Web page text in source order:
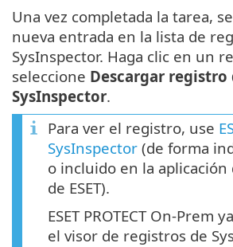
Una vez completada la tarea,
nueva entrada en la lista de
SysInspector. Haga clic en un
seleccione Descargar registro
SysInspector.
Para ver el registro, use
SysInspector (de forma
o incluido en la aplicación
de ESET).
ESET PROTECT On-Prem
el visor de registros de